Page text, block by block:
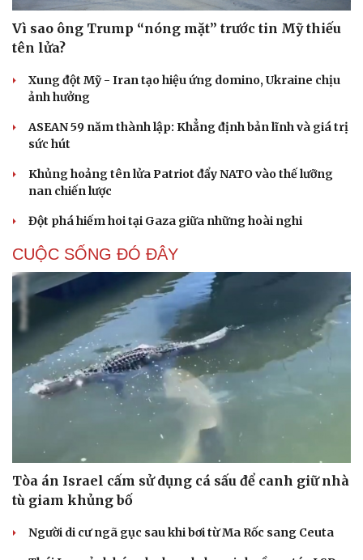
Vì sao ông Trump “nóng mặt” trước tin Mỹ thiếu
tên lửa?
Xung đột Mỹ - Iran tạo hiệu ứng domino, Ukraine chịu
ảnh hưởng
ASEAN 59 năm thành lập: Khẳng định bản lĩnh và giá trị
sức hút
Khủng hoảng tên lửa Patriot đẩy NATO vào thế lưỡng
nan chiến lược
Đột phá hiếm hoi tại Gaza giữa những hoài nghi
CUỘC SỐNG ĐÓ ĐÂY
Tòa án Israel cấm sử dụng cá sấu để canh giữ nhà
tù giam khủng bố
Người di cư ngã gục sau khi bơi từ Ma Rốc sang Ceuta